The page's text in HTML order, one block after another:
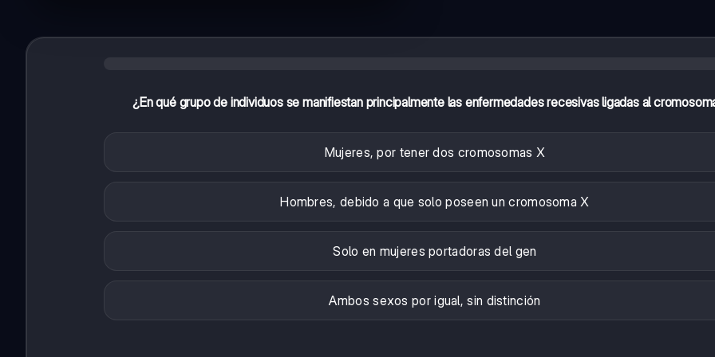
¿En qué grupo de individuos se manifiestan principalmente las enfermedades recesivas ligadas al
Mujeres, por tener dos cromosomas X
Hombres, debido a que solo poseen un cromosoma X
Solo en mujeres portadoras del gen
Ambos sexos por igual, sin distinción